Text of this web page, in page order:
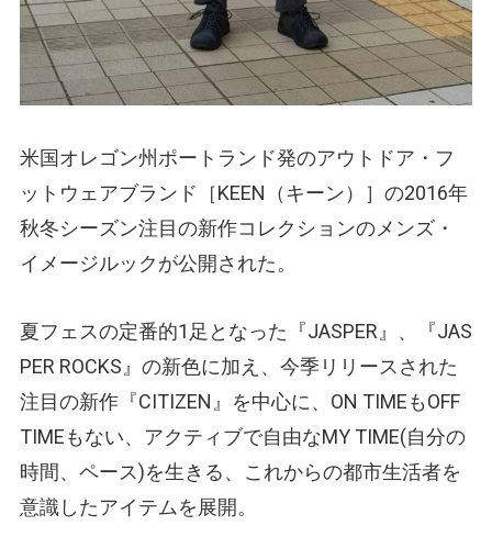
米国オレゴン州ポートランド発のアウトドア・フ
ットウェアブランド［KEEN （キーン） ］の2016年
秋冬シーズン注目の新作コレクションのメンズ・
イメージルックが公開された。
夏フェスの定番的1足となった『JASPER』、『JAS
PER ROCKS』の新色に加え、今季リリースされた
注目の新作『CITIZEN』を中心に、ON TIMEもOFF
TIMEもない、アクティブで自由なMY TIME(自分の
時間、ペース)を生きる、これからの都市生活者を
意識したアイテムを展開。